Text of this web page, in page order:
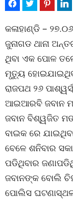
କଳାହାଣ୍ଡି –
ଜୁନାଗଡ ଥାନା
ଥିବା ଏକ ପୋଳ
ମୃତୁ୍ୟ
ରାଜପଥ ୨୬
ଆଇଆରବି ଜବାନ
ଜବାନ ବିଶ୍ୱଜିତ
ବାଇକ ରେ
ବେଳେ ଶନିବାର
ପଡିଥିବାର
ଜବାନଙ୍କ ବୋଲି
ପୋଲିସ